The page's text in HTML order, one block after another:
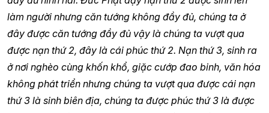
làm người nhưng căn tướng không đầy đủ, chúng ta ở
đây được căn tướng đầy đủ vậy là chúng ta vượt qua
được nạn thứ 2, đây là cái phúc thứ 2. Nạn thứ 3, sinh ra
ở nơi nghèo cùng khốn khổ, giặc cướp đao binh, văn hóa
không phát triển nhưng chúng ta vượt qua được cái nạn
thứ 3 là sinh biên địa, chúng ta được phúc thứ 3 là được